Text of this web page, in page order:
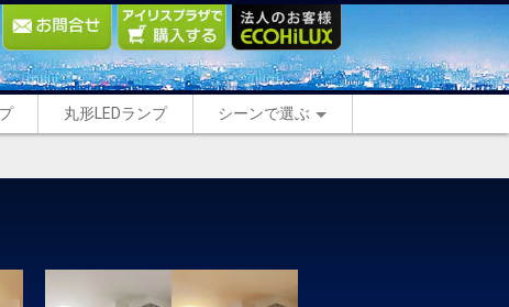
丸形LEDランプ シーンで選ぶ